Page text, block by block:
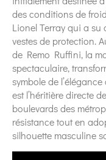
des conditions de
Lionel Terray qui a su
vestes de protection.
de Remo Ruffini, la
spectaculaire,
symbole de
est l’héritière directe
boulevards des
résistance tout en
silhouette masculine